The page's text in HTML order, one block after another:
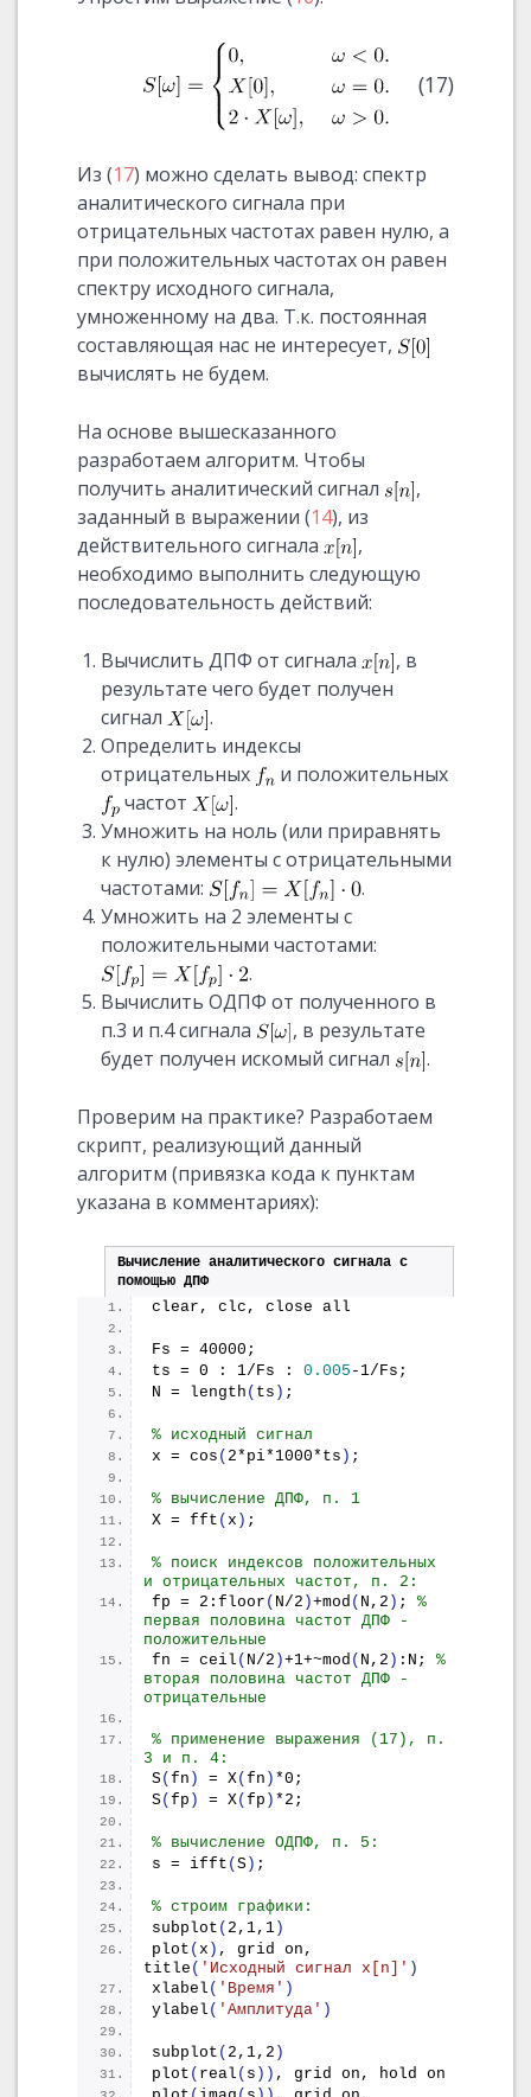
(17)
Из (17) можно сделать вывод: спектр
аналитического сигнала при
отрицательных частотах равен нулю, а
при положительных частотах он равен
спектру исходного сигнала,
умноженному на два. Т.к. постоянная
составляющая нас не интересует,
вычислять не будем.
На основе вышесказанного
разработаем алгоритм. Чтобы
получить аналитический сигнал
,
заданный в выражении (14), из
действительного сигнала
,
необходимо выполнить следующую
последовательность действий:
Вычислить ДПФ от сигнала
, в
результате чего будет получен
сигнал
.
Определить индексы
отрицательных
и положительных
частот
.
Умножить на ноль (или приравнять
к нулю) элементы с отрицательными
частотами:
.
Умножить на 2 элементы с
положительными частотами:
.
Вычислить ОДПФ от полученного в
п.3 и п.4 сигнала
, в результате
будет получен искомый сигнал
.
Проверим на практике? Разработаем
скрипт, реализующий данный
алгоритм (привязка кода к пунктам
указана в комментариях):
Вычисление аналитического сигнала с
помощью ДПФ
clear, clc, close all
Fs = 40000;
ts = 0 : 1/Fs : 0.005 -1/Fs;
N = length ( ts ) ;
% исходный сигнал
x = cos ( 2*pi*1000*ts ) ;
% вычисление ДПФ, п. 1
X = fft (x ) ;
% поиск индексов положительных
и отрицательных частот, п. 2:
fp = 2: floor ( N/2 )+mod ( N,2 ) ; %
первая половина частот ДПФ -
положительные
fn = ceil ( N/2 )+1+~mod ( N,2 ) :N; %
вторая половина частот ДПФ -
отрицательные
% применение выражения (17), п.
3 и п. 4:
S(fn ) = X(fn ) *0;
S(fp ) = X(fp ) *2;
% вычисление ОДПФ, п. 5:
s = ifft (S) ;
% строим графики:
subplot ( 2,1,1)
plot (x )
title ( 'Исходный сигнал x[n]' )
xlabel ( 'Время' )
ylabel ( 'Амплитуда' )
subplot ( 2,1,2 )
plot ( real ( s )) , grid on, hold on